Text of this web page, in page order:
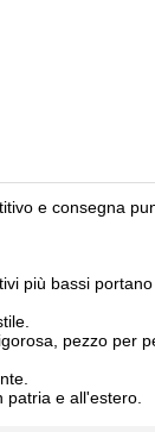
e consegna
più bassi
pezzo per
e all'estero.